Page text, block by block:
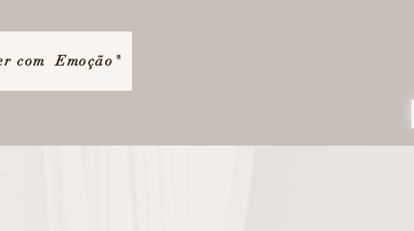
com Emoção"